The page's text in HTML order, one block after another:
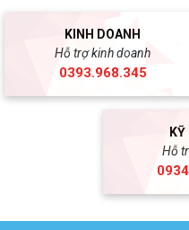
KINH DOANH
Hỗ trợ kinh doanh
0393.968.345
Hỗ